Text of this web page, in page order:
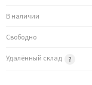
В наличии
Свободно
Удалённый склад